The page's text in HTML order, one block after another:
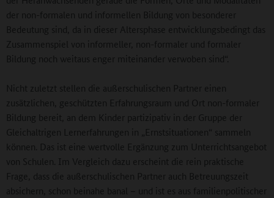
der non-formalen und informellen Bildung von besonderer
Bedeutung sind, da in dieser Altersphase entwicklungsbedingt das
Zusammenspiel von informeller, non-formaler und formaler
Bildung noch weitaus enger miteinander verwoben sind“.
Nicht zuletzt stellen die außerschulischen Partner einen
zusätzlichen, geschützten Erfahrungsraum und Ort non-formaler
Bildung bereit, an dem Kinder partizipativ in der Gruppe der
Gleichaltrigen Lernerfahrungen in „Ernstsituationen“ sammeln
können. Das ist eine wertvolle Ergänzung zum Unterrichtsangebot
von Schulen. Im Vergleich dazu erscheint die rein praktische
Frage, dass die außerschulischen Partner auch Betreuungszeit
absichern, schon beinahe banal – und ist es aus familienpolitischer